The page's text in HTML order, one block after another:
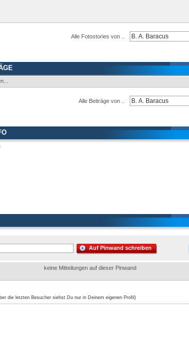
Alle Fotostories von ..
Alle Beiträge von ..
Auf Pinwand schreiben
keine Mitteilungen auf dieser Pinwand
die letzten Besucher siehst Du nur in Deinem eigenen Profil)